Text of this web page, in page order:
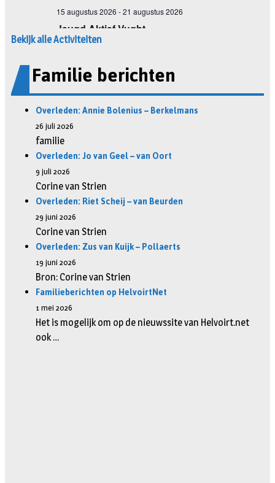
Bekijk alle Activiteiten
Familie berichten
Overleden: Annie Bolenius – Berkelmans
26 juli 2026
familie
Overleden: Jo van Geel – van Oort
9 juli 2026
Corine van Strien
Overleden: Riet Scheij – van Beurden
29 juni 2026
Corine van Strien
Overleden: Zus van Kuijk – Pollaerts
19 juni 2026
Bron: Corine van Strien
Familieberichten op HelvoirtNet
1 mei 2026
Het is mogelijk om op de nieuwssite van Helvoirt.net
ook …